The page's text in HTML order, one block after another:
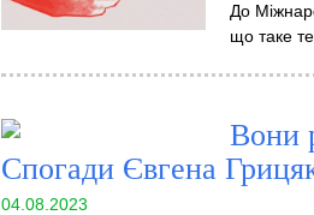
До
що таке
Вони
Спогади Євгена
04.08.2023